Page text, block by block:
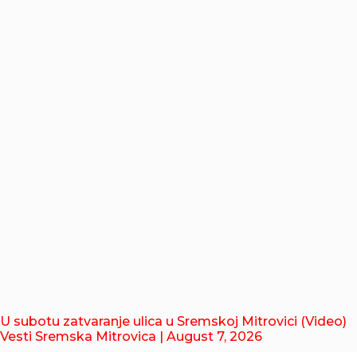
U subotu zatvaranje ulica u Sremskoj Mitrovici (Video)
Vesti Sremska Mitrovica | August 7, 2026